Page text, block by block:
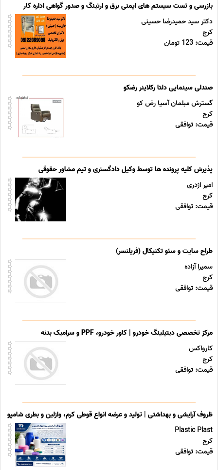
بازرسی و تست سیستم های ایمنی برق و ارتینگ و صدور گواهی اداره کار
دکتر سید حمیدرضا حسینی
کرج
قیمت: 123 تومان
صندلی سینمایی دلتا رکلاینر رضکو
گسترش مبلمان آسیا رض کو
کرج
قیمت: توافقی
پذیرش کلیه پرونده ها توسط وکیل دادگستری و تیم مشاور حقوقی
امیر اژدری
کرج
قیمت: توافقی
طراح سایت و سئو تکنیکال (فریلنسر)
سمیرا آزاده
کرج
قیمت: توافقی
مرکز تخصصی دیتیلینگ خودرو | کاور خودرو، PPF و سرامیک بدنه
کارواکس
کرج
قیمت: توافقی
ظروف آرایشی و بهداشتی | تولید و عرضه انواع قوطی کرم، وازلین و بطری شامپو
Plastic Plast
کرج
قیمت: توافقی